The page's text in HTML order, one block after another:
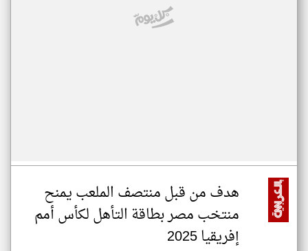
هدف من قبل منتصف الملعب يمنح
منتخب مصر بطاقة التأهل لكأس أمم
إفريقيا 2025